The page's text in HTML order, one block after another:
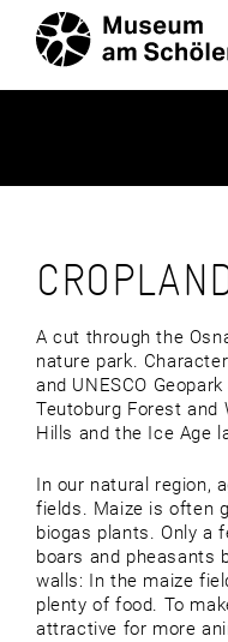
Inhalt
springen
A cut through the
nature park.
and UNESCO
Teutoburg Forest and
Hills and the Ice Age
In our natural region,
fields. Maize is often
biogas plants. Only a
boars and pheasants
walls: In the maize
plenty of food. To
attractive for more